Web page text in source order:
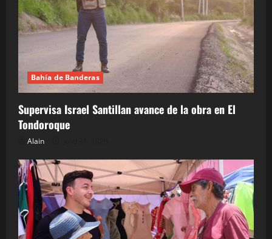
Bahía de Banderas
Supervisa Israel Santillan avance de la obra en El
Tondoroque
Alain